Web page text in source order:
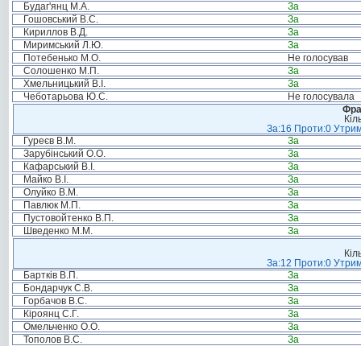
Будаг'янц М.А.
За
Гошовський В.С.
За
Кириллов В.Д.
За
Миримський Л.Ю.
За
Потебенько М.О.
Не голосував
Солошенко М.П.
За
Хмельницький В.І.
За
Чеботарьова Ю.С.
Не голосувала
За:16 Проти:0
Гуреєв В.М.
За
Зарубінський О.О.
За
Кафарський В.І.
За
Майко В.І.
За
Олуйко В.М.
За
Павлюк М.П.
За
Пустовойтенко В.П.
За
Шведенко М.М.
За
За:12 Проти:0
Бартків В.П.
За
Бондарчук С.В.
За
Горбачов В.С.
За
Кіроянц С.Г.
За
Омельченко О.О.
За
Тополов В.С.
За